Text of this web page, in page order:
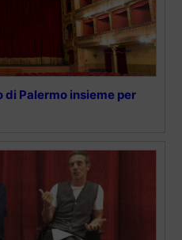
di Palermo insieme per